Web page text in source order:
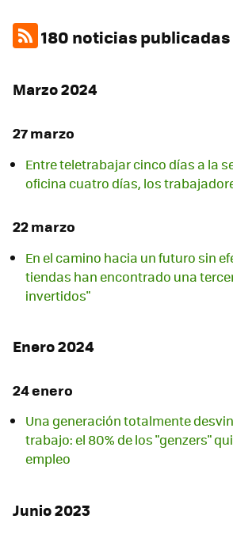
180 noticias publicadas
Marzo 2024
27 marzo
Entre teletrabajar cinco días a la
oficina cuatro días, los
22 marzo
En el camino hacia un futuro sin
tiendas han encontrado una
invertidos"
Enero 2024
24 enero
Una generación totalmente
trabajo: el 80% de los "genzers"
empleo
Junio 2023